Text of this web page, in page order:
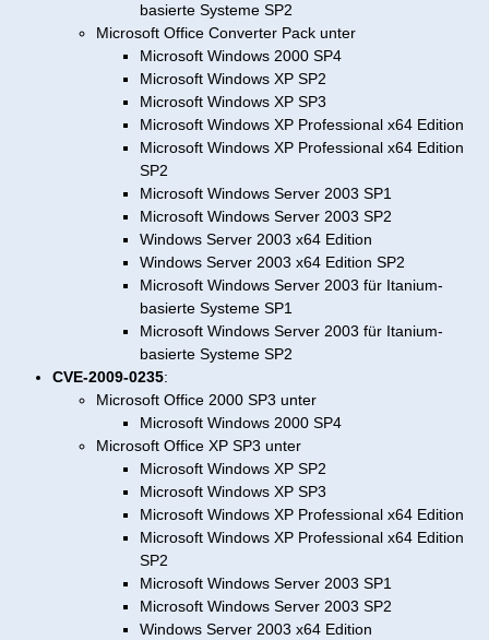
basierte Systeme SP2
Microsoft Office Converter Pack unter
Microsoft Windows 2000 SP4
Microsoft Windows XP SP2
Microsoft Windows XP SP3
Microsoft Windows XP Professional x64 Edition
Microsoft Windows XP Professional x64 Edition
SP2
Microsoft Windows Server 2003 SP1
Microsoft Windows Server 2003 SP2
Windows Server 2003 x64 Edition
Windows Server 2003 x64 Edition SP2
Microsoft Windows Server 2003 für Itanium-
basierte Systeme SP1
Microsoft Windows Server 2003 für Itanium-
basierte Systeme SP2
CVE-2009-0235:
Microsoft Office 2000 SP3 unter
Microsoft Windows 2000 SP4
Microsoft Office XP SP3 unter
Microsoft Windows XP SP2
Microsoft Windows XP SP3
Microsoft Windows XP Professional x64 Edition
Microsoft Windows XP Professional x64 Edition
SP2
Microsoft Windows Server 2003 SP1
Microsoft Windows Server 2003 SP2
Windows Server 2003 x64 Edition